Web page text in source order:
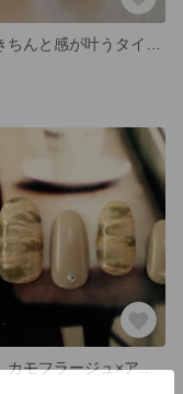
（再販）カモフラージュ×アッシュグレーをマットネイルで！